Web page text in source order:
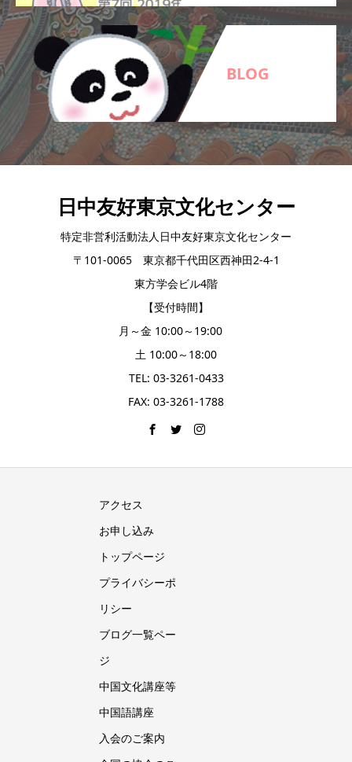
BLOG
日中友好東京文化センター
特定非営利活動法人日中友好東京文化センター
〒101-0065 東京都千代田区西神田2-4-1
東方学会ビル4階
【受付時間】
月～金 10:00～19:00
土 10:00～18:00
TEL: 03-3261-0433
FAX: 03-3261-1788
アクセス
お申し込み
トップページ
プライバシーポ
リシー
ブログ一覧ペー
ジ
中国文化講座等
中国語講座
入会のご案内